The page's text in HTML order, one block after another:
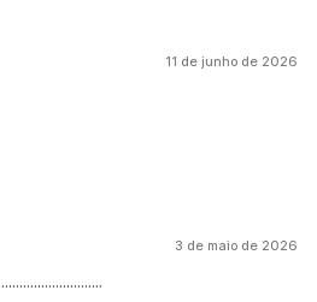
11 de junho de 2026
3 de maio de 2026